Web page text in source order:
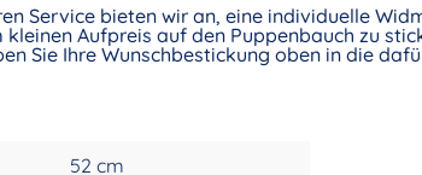
Service bieten wir an, eine individuelle
Aufpreis auf den Puppenbauch zu
Sie Ihre Wunschbestickung oben in die
52 cm